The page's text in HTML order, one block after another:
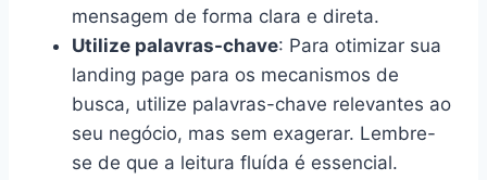
mensagem de forma clara e direta.
Utilize palavras-chave: Para otimizar sua
landing page para os mecanismos de
busca, utilize palavras-chave relevantes ao
seu negócio, mas sem exagerar. Lembre-
se de que a leitura fluída é essencial.